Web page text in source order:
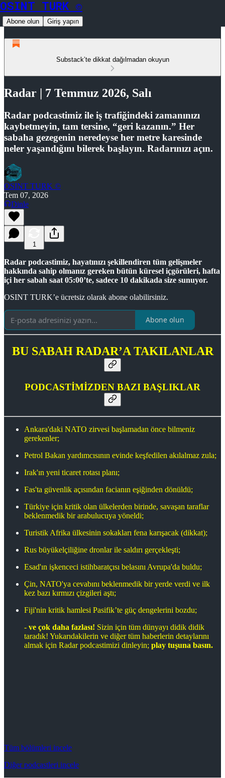
OSINT TURK ©
Abone olun Giriş yapın
Substack’te dikkat dağılmadan okuyun
Radar | 7 Temmuz 2026, Salı
Radar podcastimiz ile iş trafiğindeki zamanınızı
kaybetmeyin, tam tersine, “geri kazanın.” Her
sabaha gezegenin neredeyse her metre karesinde
neler yaşandığını bilerek başlayın. Radarınızı açın.
OSINT TURK ©
Tem 07, 2026
Dinle
1
Radar podcastimiz, hayatınızı şekillendiren tüm gelişmeler
hakkında sahip olmanız gereken bütün küresel içgörüleri, hafta
içi her sabah saat 05:00’te, sadece 10 dakikada size sunuyor.
OSINT TURK’e ücretsiz olarak abone olabilirsiniz.
Abone olun
BU SABAH RADAR’A TAKILANLAR
PODCASTİMİZDEN BAZI BAŞLIKLAR
Ankara'daki NATO zirvesi başlamadan önce bilmeniz
gerekenler;
Petrol Bakan yardımcısının evinde keşfedilen akılalmaz zula;
Irak'ın yeni ticaret rotası planı;
Fas'ta güvenlik açısından facianın eşiğinden dönüldü;
Türkiye için kritik olan ülkelerden birinde, savaşan taraflar
beklenmedik bir arabulucuya yöneldi;
Turistik Afrika ülkesinin sokakları fena karışacak (dikkat);
Rus büyükelçiliğine dronlar ile saldırı gerçekleşti;
Esad'ın işkenceci istihbaratçısı belasını Avrupa'da buldu;
Çin, NATO'ya cevabını beklenmedik bir yerde verdi ve ilk
kez bazı kırmızı çizgileri aştı;
Fiji'nin kritik hamlesi Pasifik’te güç dengelerini bozdu;
- ve çok daha fazlası! Sizin için tüm dünyayı didik didik
taradık! Yukarıdakilerin ve diğer tüm haberlerin detaylarını
almak için Radar podcastimizi dinleyin; play tuşuna basın.
Tüm bölümleri incele
Diğer podcastleri incele